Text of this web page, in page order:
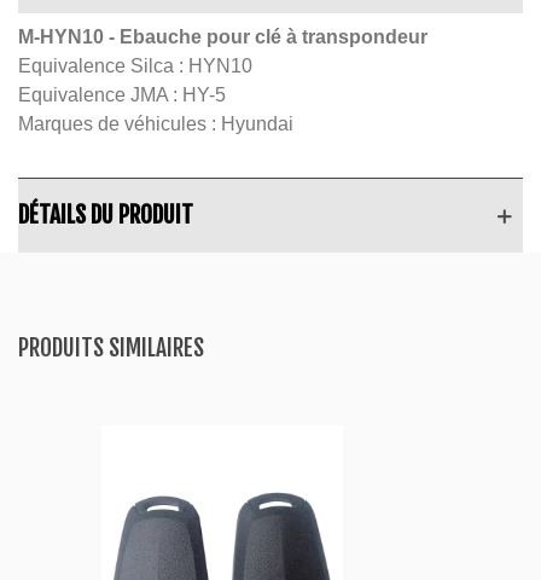
M-HYN10 - Ebauche pour clé à transpondeur
Equivalence Silca : HYN10
Equivalence JMA : HY-5
Marques de véhicules : Hyundai
DÉTAILS DU PRODUIT
PRODUITS SIMILAIRES